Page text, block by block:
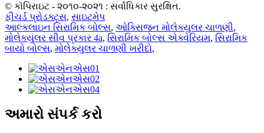
© કૉપિરાઇટ - ૨૦૧૦-૨૦૨૧ : સર્વાધિકાર સુરક્ષિત.
ફીચર્ડ પ્રોડક્ટ્સ, સાઇટમેપ
આલ્કલાઇન સિરામિક બોલ્સ, ઓક્સિજન મોલેક્યુલર ચાળણી,
મોલેક્યુલર સીવ પ્રકાર 4a, સિરામિક બોલ્સ એક્વેરિયમ, સિરામિક
બાયો બોલ્સ, મોલેક્યુલર ચાળણી ખરીદો,
અમારો સંપર્ક કરો